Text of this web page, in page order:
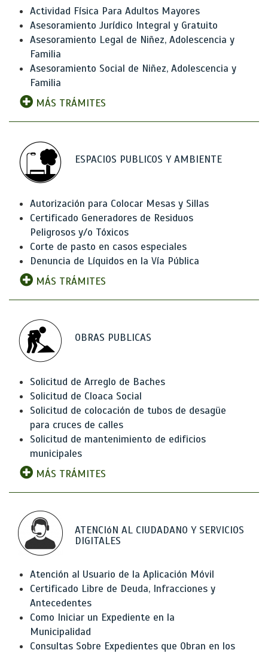
Actividad Física Para Adultos Mayores
Asesoramiento Jurídico Integral y Gratuito
Asesoramiento Legal de Niñez, Adolescencia y
Familia
Asesoramiento Social de Niñez, Adolescencia y
Familia
MÁS TRÁMITES
ESPACIOS PUBLICOS Y AMBIENTE
Autorización para Colocar Mesas y Sillas
Certificado Generadores de Residuos
Peligrosos y/o Tóxicos
Corte de pasto en casos especiales
Denuncia de Líquidos en la Vía Pública
MÁS TRÁMITES
OBRAS PUBLICAS
Solicitud de Arreglo de Baches
Solicitud de Cloaca Social
Solicitud de colocación de tubos de desagüe
para cruces de calles
Solicitud de mantenimiento de edificios
municipales
MÁS TRÁMITES
ATENCIóN AL CIUDADANO Y SERVICIOS
DIGITALES
Atención al Usuario de la Aplicación Móvil
Certificado Libre de Deuda, Infracciones y
Antecedentes
Como Iniciar un Expediente en la
Municipalidad
Consultas Sobre Expedientes que Obran en los